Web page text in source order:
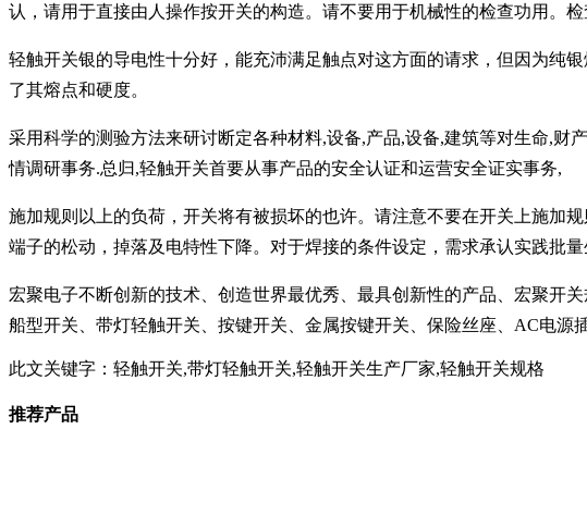
认，请用于直接由人操作按开关的构造。请不要用于机械性的检查功用。检
轻触开关银的导电性十分好，能充沛满足触点对这方面的请求，但因为纯
了其熔点和硬度。
采用科学的测验方法来研讨断定各种材料,设备,产品,设备,建筑等对生命,
情调研事务.总归,轻触开关首要从事产品的安全认证和运营安全证实事务,
施加规则以上的负荷，开关将有被损坏的也许。请注意不要在开关上施加
端子的松动，掉落及电特性下降。对于焊接的条件设定，需求承认实践批量
宏聚电子不断创新的技术、创造世界最优秀、最具创新性的产品、宏聚开
船型开关、带灯轻触开关、按键开关、金属按键开关、保险丝座、AC电源
此文关键字： 轻触开关,带灯轻触开关,轻触开关生产厂家,轻触开关规格
推荐产品